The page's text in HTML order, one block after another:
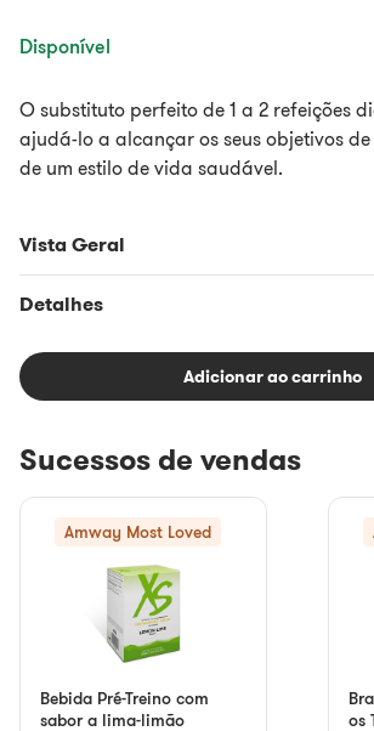
Disponível
O substituto perfeito de 1 a 2 refeições
ajudá-lo a alcançar os seus objetivos
de um estilo de vida saudável.
Vista Geral
Detalhes
Adicionar ao carrinho
Sucessos de vendas
Amway Most Loved
Bebida Pré-Treino com
sabor a lima-limão
os